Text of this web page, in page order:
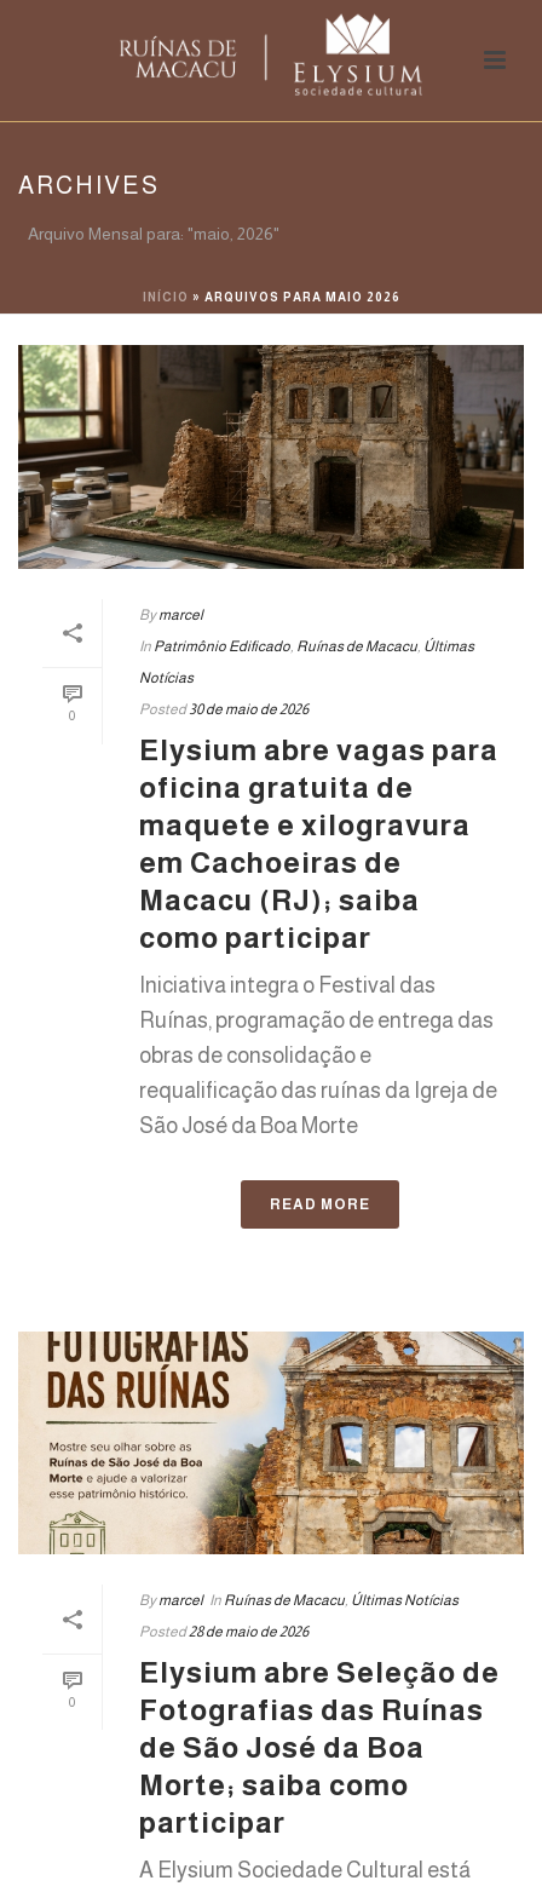
ARCHIVES
Arquivo Mensal para: "maio, 2026"
INÍCIO » ARQUIVOS PARA MAIO 2026
0
By marcel
In Patrimônio Edificado Ruínas de Macacu Últimas
Notícias
Posted 30 de maio de 2026
Elysium abre vagas para
oficina gratuita de
maquete e xilogravura
em Cachoeiras de
Macacu (RJ); saiba
como participar
Iniciativa integra o Festival das
Ruínas, programação de entrega das
obras de consolidação e
requalificação das ruínas da Igreja de
São José da Boa Morte
READ MORE
0
By marcel In Ruínas de Macacu, Últimas Notícias
Posted28 de maio de 2026
Elysium abre Seleção de
Fotografias das Ruínas
de São José da Boa
Morte; saiba como
participar
A Elysium Sociedade Cultural está